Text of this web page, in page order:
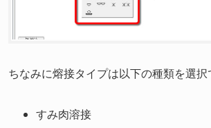
ちなみに熔接タイプは以下の種類を選択
すみ肉溶接